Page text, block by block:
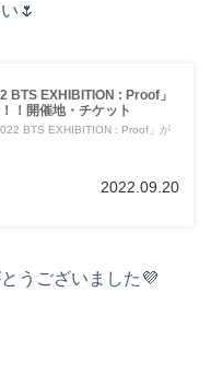
🌷
BTS EXHIBITION : Proof」
！開催地・チケット
BTS EXHIBITION : Proof」が
2022.09.20
うございました💜